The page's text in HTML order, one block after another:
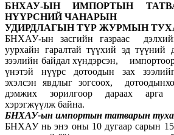
БНХАУ-ЫН ИМПОРТЫН
НҮҮРСНИЙ ЧАНАРЫН
УДИРДЛАГЫН ТҮР ЖУРМЫН
БНХАУ-ын засгийн газраас
уурхайн гаралтай түүхий эд түүний
зээлийн байдал хүндэрсэн,
үнэтэй нүүрс дотоодын зах
эхэлсэн явдлыг зогсоох,
дэмжих зорилгоор дараах арга
хэрэгжүүлж байна.
БНХАУ-ын импортын татварын
БНХАУ нь энэ оны 10 дугаар сарын